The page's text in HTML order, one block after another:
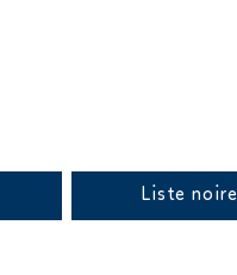
Liste noire